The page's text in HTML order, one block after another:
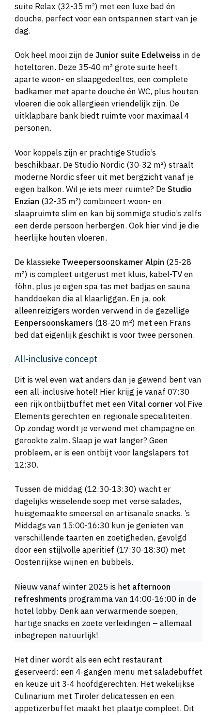
suite Relax (32-35 m²) met een luxe bad én
douche, perfect voor een ontspannen start van je
dag.
Ook heel mooi zijn deJunior suite Edelweiss in de
hoteltoren. Deze 35-40 m² grote suite heeft
aparte woon- en slaapgedeeltes, een complete
badkamer met aparte douche én WC, plus houten
vloeren die ook allergieën vriendelijk zijn. De
uitklapbare bank biedt ruimte voor maximaal 4
personen.
Voor koppels zijn er prachtige Studio’s
beschikbaar. De Studio Nordic (30-32 m²) straalt
moderne Nordic sfeer uit met bergzicht vanaf je
eigen balkon. Wil je iets meer ruimte? DeStudio
Enzian (32-35 m²) combineert woon- en
slaapruimte slim en kan bij sommige studio’s zelfs
een derde persoon herbergen. Ook hier vind je die
heerlijke houten vloeren.
De klassieke Tweepersoonskamer Alpin (25-28
m²) is compleet uitgerust met kluis, kabel-TV en
föhn, plus je eigen spa tas met badjas en sauna
handdoeken die al klaarliggen. En ja, ook
alleenreizigers worden verwend in de gezellige
Eenpersoonskamers (18-20 m²) met een Frans
bed dat eigenlijk geschikt is voor twee personen.
All-inclusive concept
Dit is wel even wat anders dan je gewend bent van
een all-inclusive hotel! Hier krijg je vanaf 07:30
een rijk ontbijtbuffet met een Vital corner vol Five
Elements gerechten en regionale specialiteiten.
Op zondag wordt je verwend met champagne en
gerookte zalm. Slaap je wat langer? Geen
probleem, er is een ontbijt voor langslapers tot
12:30.
Tussen de middag (12:30-13:30) wacht er
dagelijks wisselende soep met verse salades,
huisgemaakte smeersel en artisanale snacks. ’s
Middags van 15:00-16:30 kun je genieten van
verschillende taarten en zoetigheden, gevolgd
door een stijlvolle aperitief (17:30-18:30) met
Oostenrijkse wijnen en bubbels.
Nieuw vanaf winter 2025 is het afternoon
refreshments programma van 14:00-16:00 in de
hotel lobby. Denk aan verwarmende soepen,
hartige snacks en zoete verleidingen – allemaal
inbegrepen natuurlijk!
Het diner wordt als een echt restaurant
geserveerd: een 4-gangen menu met saladebuffet
en keuze uit 3-4 hoofdgerechten. Het wekelijkse
Culinarium met Tiroler delicatessen en een
appetizerbuffet maakt het plaatje compleet. Dit